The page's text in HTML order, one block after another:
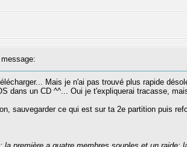
Mais je n'ai pas trouvé plus rapide
dans un CD ^^... Oui je t'expliquerai tracasse,
sauvegarder ce qui est sur ta 2e partition puis